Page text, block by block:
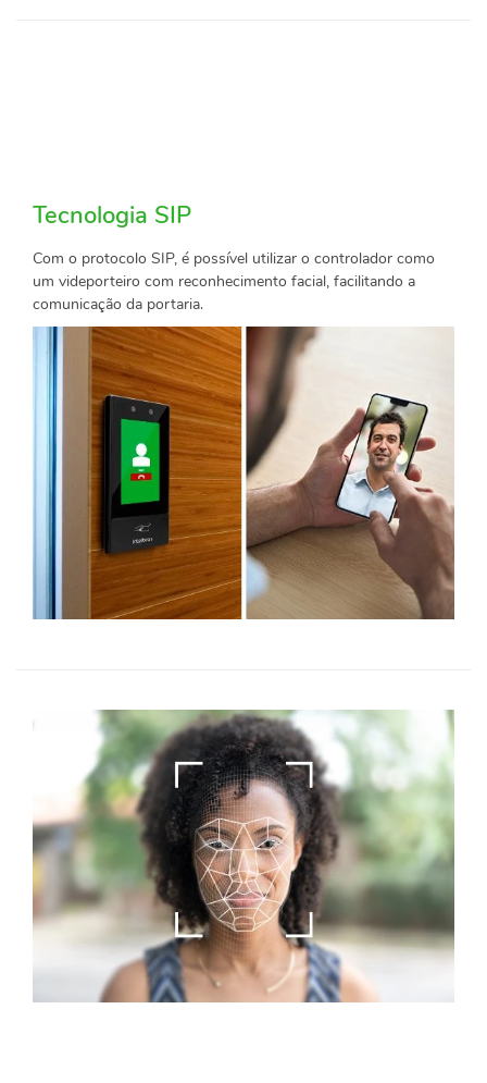
Tecnologia SIP
Com o protocolo SIP, é possível utilizar o controlador como
um videporteiro com reconhecimento facial, facilitando a
comunicação da portaria.